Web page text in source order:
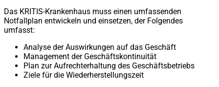
Das KRITIS-Krankenhaus muss einen umfassenden
Notfallplan entwickeln und einsetzen, der Folgendes
umfasst:
Analyse der Auswirkungen auf das Geschäft
Management der Geschäftskontinuität
Plan zur Aufrechterhaltung des Geschäftsbetriebs
Ziele für die Wiederherstellungszeit